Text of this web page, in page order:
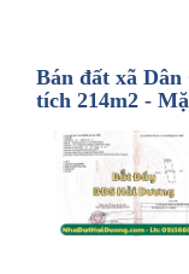
Bán đất xã
tích 214m2 -